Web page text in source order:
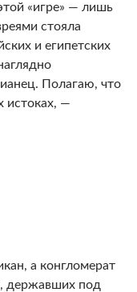
«игре» — лишь
стояла
и египетских
Полагаю, что
истоках, —
а конгломерат
державших под